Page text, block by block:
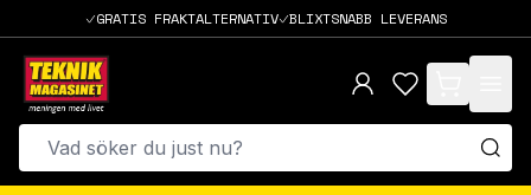
GRATIS FRAKTALTERNATIV BLIXTSNABB LEVERANS
items in cart,